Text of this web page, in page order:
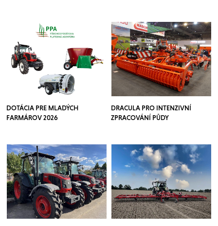
DOTÁCIA PRE MLADÝCH
FARMÁROV 2026
DRACULA PRO INTENZIVNÍ
ZPRACOVÁNÍ PŮDY